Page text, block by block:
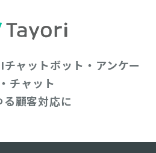
ャットボット・アンケー
チャット
る顧客対応に